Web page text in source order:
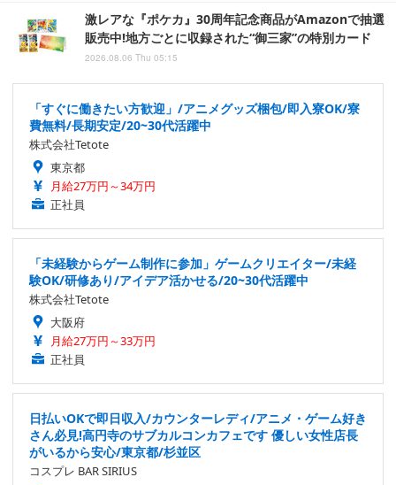
激レアな『ポケカ』30周年記念商品がAmazonで抽選
販売中!地方ごとに収録された“御三家”の特別カード
2026.08.06 Thu 05:15
「すぐに働きたい方歓迎」/アニメグッズ梱包/即入寮OK/寮
費無料/長期安定/20~30代活躍中
株式会社Tetote
東京都
月給27万円～34万円
正社員
「未経験からゲーム制作に参加」ゲームクリエイター/未経
験OK/研修あり/アイデア活かせる/20~30代活躍中
株式会社Tetote
大阪府
月給27万円～33万円
正社員
日払いOKで即日収入/カウンターレディ/アニメ・ゲーム好き
さん必見!高円寺のサブカルコンカフェです 優しい女性店長
がいるから安心/東京都/杉並区
コスプレ BAR SIRIUS